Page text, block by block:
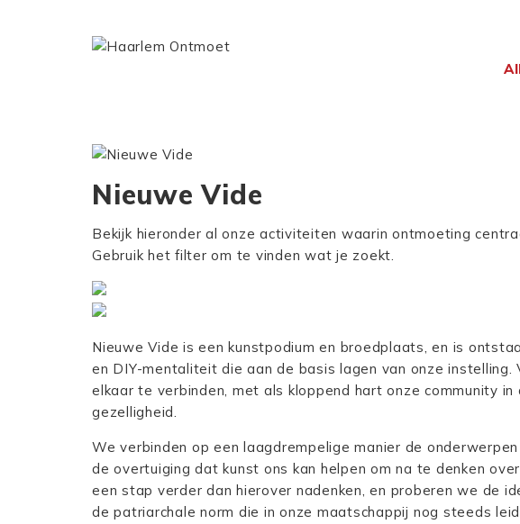
Nieuwe Vide
Bekijk hieronder al onze activiteiten waarin ontmoeting
Gebruik het filter om te vinden wat je zoekt.
Nieuwe Vide is een kunstpodium en broedplaats, en is
en DIY-mentaliteit die aan de basis lagen van onze
elkaar te verbinden, met als kloppend hart onze community
gezelligheid.
We verbinden op een laagdrempelige manier de
de overtuiging dat kunst ons kan helpen om na te denken
een stap verder dan hierover nadenken, en proberen we de
de patriarchale norm die in onze maatschappij nog steeds